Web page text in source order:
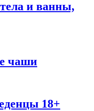
и ванны,
чаши
18+